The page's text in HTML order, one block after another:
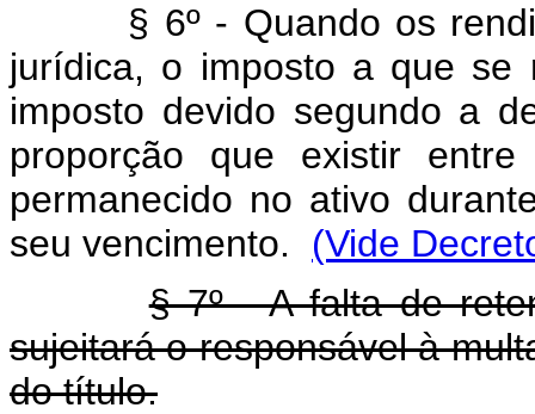
§ 6º - Quando os
jurídica, o imposto a que se
imposto devido segundo a
proporção que existir
permanecido no ativo
seu vencimento. (Vide
§ 7º - A falta de
sujeitará o responsável à
do título.